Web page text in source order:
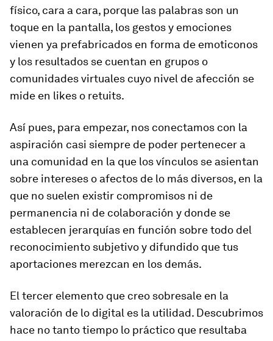
físico, cara a cara, porque las palabras son un
toque en la pantalla, los gestos y emociones
vienen ya prefabricados en forma de emoticonos
y los resultados se cuentan en grupos o
comunidades virtuales cuyo nivel de afección se
mide en likes o retuits.
Así pues, para empezar, nos conectamos con la
aspiración casi siempre de poder pertenecer a
una comunidad en la que los vínculos se asientan
sobre intereses o afectos de lo más diversos, en la
que no suelen existir compromisos ni de
permanencia ni de colaboración y donde se
establecen jerarquías en función sobre todo del
reconocimiento subjetivo y difundido que tus
aportaciones merezcan en los demás.
El tercer elemento que creo sobresale en la
valoración de lo digital es la utilidad. Descubrimos
hace no tanto tiempo lo práctico que resultaba